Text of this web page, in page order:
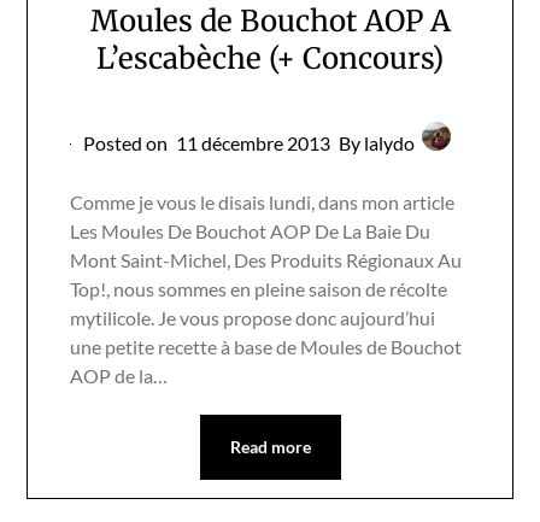
Moules de Bouchot AOP A
L’escabèche (+ Concours)
Posted on 11 décembre 2013 By lalydo
Comme je vous le disais lundi, dans mon article
Les Moules De Bouchot AOP De La Baie Du
Mont Saint-Michel, Des Produits Régionaux Au
Top!, nous sommes en pleine saison de récolte
mytilicole. Je vous propose donc aujourd’hui
une petite recette à base de Moules de Bouchot
AOP de la…
Read more